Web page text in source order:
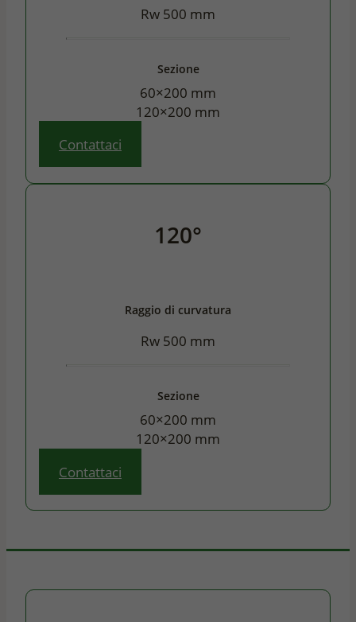
Rw 500 mm
Sezione
60×200 mm
120×200 mm
Contattaci
120°
Raggio di curvatura
Rw 500 mm
Sezione
60×200 mm
120×200 mm
Contattaci